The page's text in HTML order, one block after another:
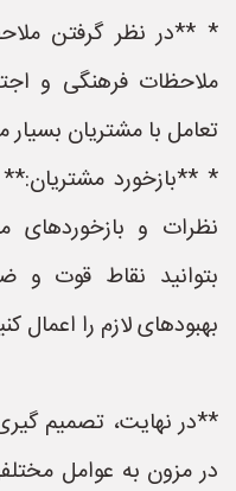
* **در نظر گرفتن
ملاحظات فرهنگی و
تعامل با مشتریان
* **بازخورد
نظرات و بازخوردهای
بتوانید نقاط قوت
بهبودهای لازم را اعمال
**در نهایت، تصمیم
در مزون به عوامل